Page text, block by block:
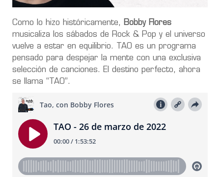
Como lo hizo históricamente,
Bobby Flores
musicaliza los sábados de Rock & Pop y el universo
vuelve a estar en equilibrio. TAO es un programa
pensado para despejar la mente con una exclusiva
selección de canciones. El destino perfecto, ahora
se llama “TAO”.